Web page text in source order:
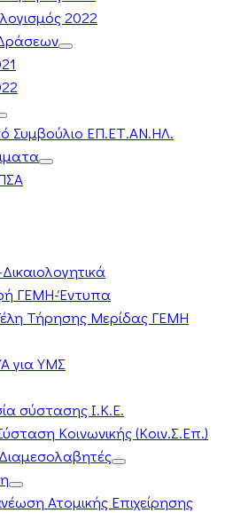
2022
Συμβούλιο ΕΠ.ΕΤ.ΑΝ.ΗΛ.
ΓΕΜΗ-Έντυπα
Τήρησης Μερίδας ΓΕΜΗ
για ΥΜΣ
σύστασης Ι.Κ.Ε.
Κοινωνικής (Κοιν.Σ.Επ.)
Ατομικής Επιχείρησης